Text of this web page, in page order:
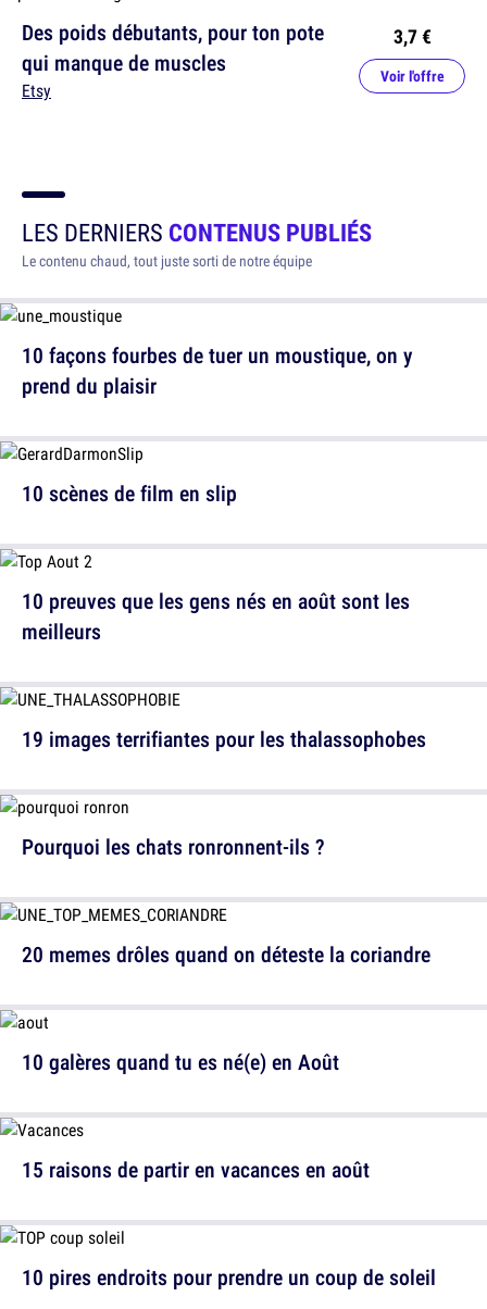
Des poids débutants, pour ton pote
qui manque de muscles
Etsy
3,7 €
Voir l'offre
LES DERNIERS CONTENUS PUBLIÉS
Le contenu chaud, tout juste sorti de notre équipe
10 façons fourbes de tuer un moustique, on y
prend du plaisir
10 preuves que les gens nés en août sont les
meilleurs
Pourquoi les chats ronronnent-ils ?
10 galères quand tu es né(e) en Août
10 pires endroits pour prendre un coup de soleil
10 scènes de film en slip
19 images terrifiantes pour les thalassophobes
20 memes drôles quand on déteste la coriandre
15 raisons de partir en vacances en août